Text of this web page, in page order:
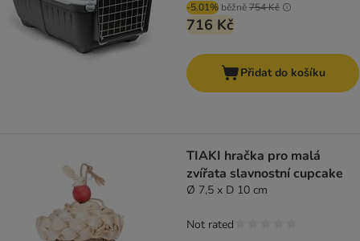
-5.01% běžně754 Kč
716 Kč
Přidat do košíku
TIAKI hračka pro malá
zvířata slavnostní cupcake
Ø 7,5 x D 10 cm
Not rated